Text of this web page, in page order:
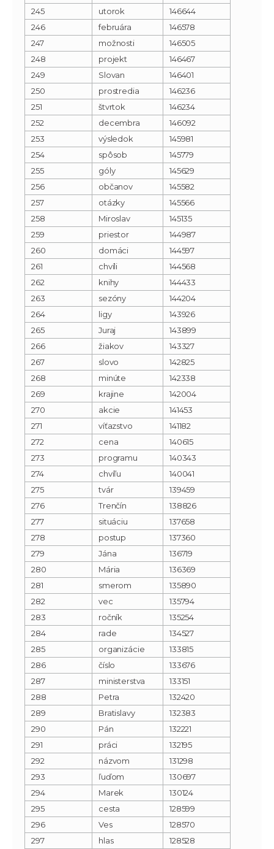
245
utorok
146644
246
februára
146578
247
možnosti
146505
248
projekt
146467
249
Slovan
146401
250
prostredia
146236
251
štvrtok
146234
252
decembra
146092
253
výsledok
145981
254
spôsob
145779
255
góly
145629
256
občanov
145582
257
otázky
145566
258
Miroslav
145135
259
priestor
144987
260
domáci
144597
261
chvíli
144568
262
knihy
144433
263
sezóny
144204
264
ligy
143926
265
Juraj
143899
266
žiakov
143327
267
slovo
142825
268
minúte
142338
269
krajine
142004
270
akcie
141453
271
víťazstvo
141182
272
cena
140615
273
programu
140343
274
chvíľu
140041
275
tvár
139459
276
Trenčín
138826
277
situáciu
137658
278
postup
137360
279
Jána
136719
280
Mária
136369
281
smerom
135890
282
vec
135794
283
ročník
135254
284
rade
134527
285
organizácie
133815
286
číslo
133676
287
ministerstva
133151
288
Petra
132420
289
Bratislavy
132383
290
Pán
132221
291
práci
132195
292
názvom
131298
293
ľuďom
130697
294
Marek
130124
295
cesta
128599
296
Ves
128570
297
hlas 128528